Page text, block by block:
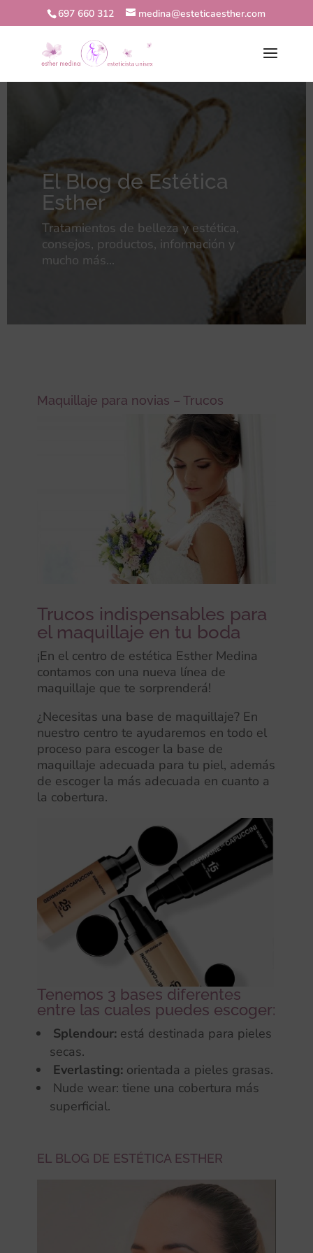
697 660 312 medina@esteticaesther.com
El Blog de Estética
Esther
Tratamientos de belleza y estética,
consejos, productos, información y
mucho más...
Maquillaje para novias – Trucos
Trucos indispensables para
el maquillaje en tu boda
¡En el centro de estética Esther Medina
contamos con una nueva línea de
maquillaje que te sorprenderá!
¿Necesitas una base de maquillaje? En
nuestro centro te ayudaremos en todo el
proceso para escoger la base de
maquillaje adecuada para tu piel, además
de escoger la más adecuada en cuanto a
la cobertura.
Tenemos 3 bases diferentes
entre las cuales puedes escoger:
Splendour: está destinada para pieles
secas.
Everlasting: orientada a pieles grasas.
Nude wear: tiene una cobertura más
superficial.
EL BLOG DE ESTÉTICA ESTHER